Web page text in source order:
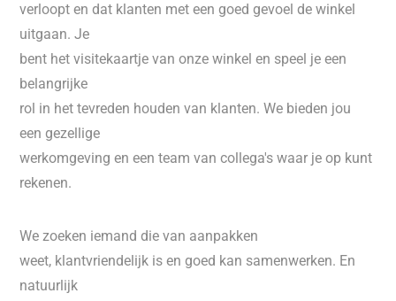
verloopt en dat klanten met een goed gevoel de winkel
uitgaan. Je
bent het visitekaartje van onze winkel en speel je een
belangrijke
rol in het tevreden houden van klanten. We bieden jou
een gezellige
werkomgeving en een team van collega's waar je op kunt
rekenen.
We zoeken iemand die van aanpakken
weet, klantvriendelijk is en goed kan samenwerken. En
natuurlijk